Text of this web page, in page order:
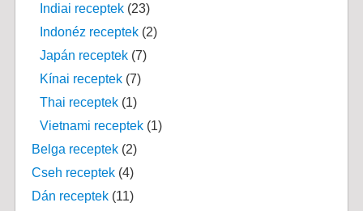
Indiai receptek(23)
Indonéz receptek(2)
Japán receptek(7)
Kínai receptek(7)
Thai receptek(1)
Vietnami receptek(1)
Belga receptek(2)
Cseh receptek(4)
Dán receptek(11)